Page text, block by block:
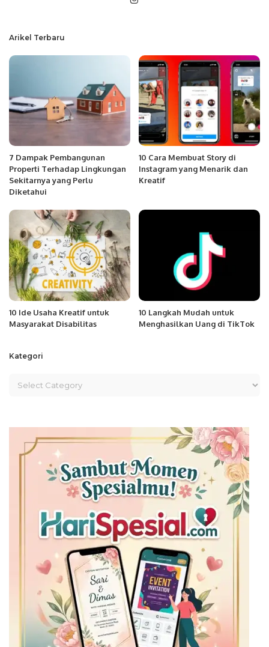
Arikel Terbaru
7 Dampak Pembangunan
Properti Terhadap Lingkungan
Sekitarnya yang Perlu
Diketahui
10 Cara Membuat Story di
Instagram yang Menarik dan
Kreatif
10 Ide Usaha Kreatif untuk
Masyarakat Disabilitas
10 Langkah Mudah untuk
Menghasilkan Uang di TikTok
Kategori